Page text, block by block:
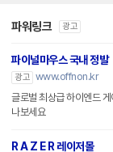
파워링크 광고
파이널마우스 국내 정발
광고 www.offnon.kr
글로벌 최상급 하이엔드
나보세요
R A Z E R 레이저몰